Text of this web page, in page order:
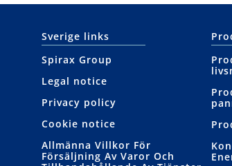
Sverige links
Spirax Group
Legal notice
Privacy policy
Cookie notice
Allmänna Villkor För
Försäljning Av Varor Och